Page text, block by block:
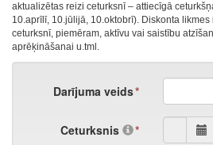
aktualizētas reizi ceturksnī – attiecīgā
10.aprīlī, 10.jūlijā, 10.oktobrī). Diskonta
ceturksnī, piemēram, aktīvu vai saistību
aprēķināšanai u.tml.